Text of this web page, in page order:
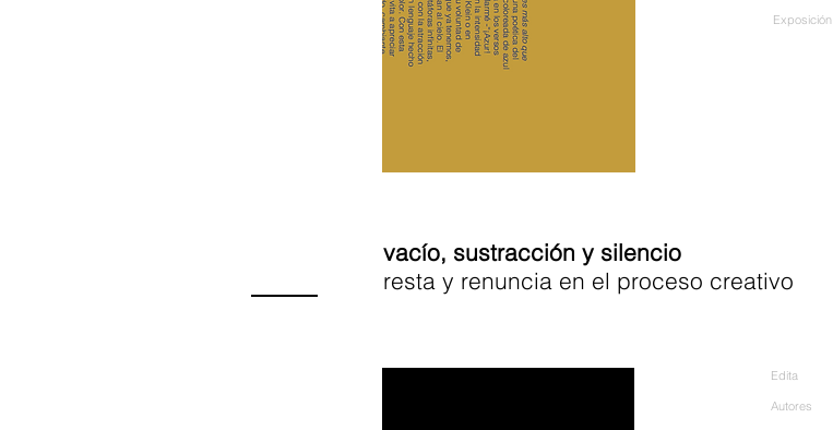
Exposición
vacío, sustracción y silencio
resta y renuncia en el proceso creativo
Edita
Autores